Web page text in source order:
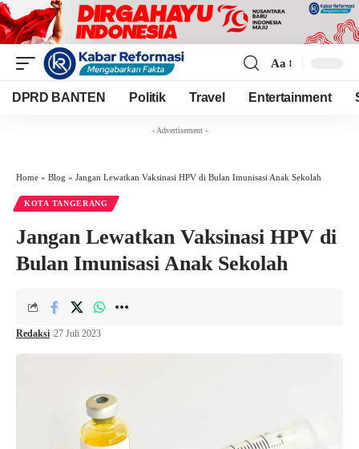
Resizer
Aa
DPRD BANTEN Politik Travel Entertainment
- Advertisement -
Home » Blog » Jangan Lewatkan Vaksinasi HPV di Bulan Imunisasi Anak Sekolah
KOTA TANGERANG
Jangan Lewatkan Vaksinasi HPV di
Bulan Imunisasi Anak Sekolah
Redaksi 27 Juli 2023